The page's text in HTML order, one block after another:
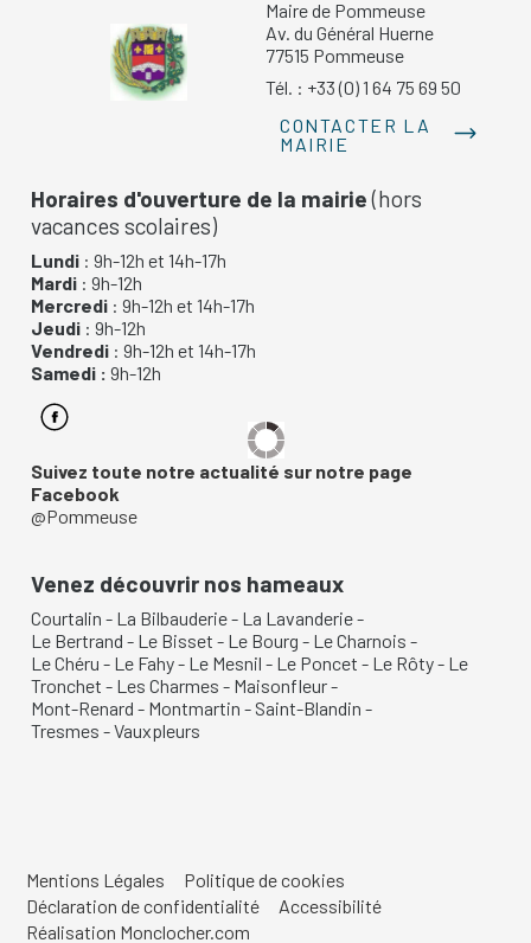
Maire de Pommeuse
Av. du Général Huerne
77515 Pommeuse
Tél. : +33 (0) 1 64 75 69 50
CONTACTER LA
MAIRIE
Horaires d'ouverture de la mairie(hors
vacances scolaires)
Lundi : 9h-12h et 14h-17h
Mardi : 9h-12h
Mercredi : 9h-12h et 14h-17h
Jeudi : 9h-12h
Vendredi : 9h-12h et 14h-17h
Samedi : 9h-12h
Suivez toute notre actualité sur notre page
Facebook
@Pommeuse
Venez découvrir nos hameaux
Courtalin - La Bilbauderie- La Lavanderie-
Le Bertrand - Le Bisset - Le Bourg - Le Charnois -
Le Chéru - Le Fahy- Le Mesnil - Le Poncet - Le Rôty- Le
Tronchet - Les Charmes - Maisonfleur-
Mont-Renard - Montmartin - Saint-Blandin -
Tresmes -Vauxpleurs
Mentions Légales
Politique de cookies
Déclaration de confidentialité
Accessibilité
Réalisation Monclocher.com